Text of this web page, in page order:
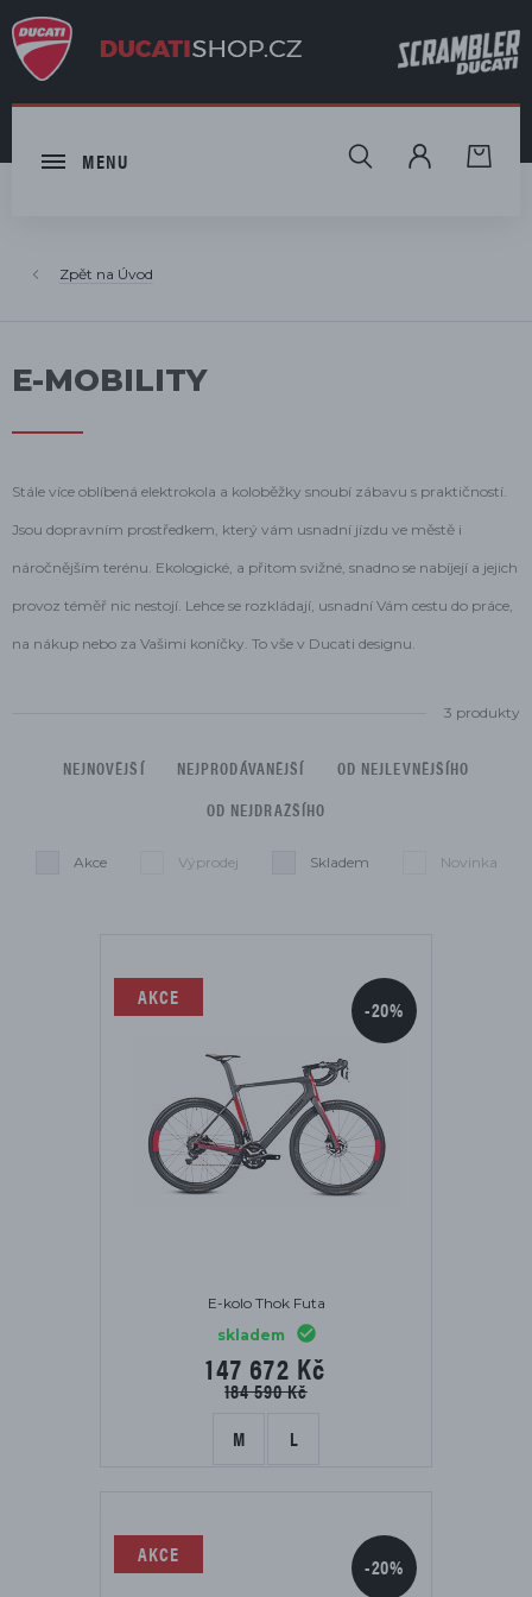
MENU HLEDAT
Úvod
E-MOBILITY
Stále více oblíbená elektrokola a koloběžky snoubí zábavu s praktičností.
Jsou dopravním prostředkem, který vám usnadní jízdu ve městě i
náročnějším terénu. Ekologické, a přitom svižné, snadno se nabíjejí a jejich
provoz téměř nic nestojí. Lehce se rozkládají, usnadní Vám cestu do práce,
na nákup nebo za Vašimi koníčky. To vše v Ducati designu.
3 produkty
NEJNOVĚJŠÍ NEJPRODÁVANĚJŠÍ
OD NEJLEVNĚJŠÍHO
OD NEJDRAŽŠÍHO
Akce Výprodej Skladem Novinka
AKCE -20%
E-kolo Thok Futa
skladem
147 672 Kč
184 590 Kč
M
L
AKCE -20%